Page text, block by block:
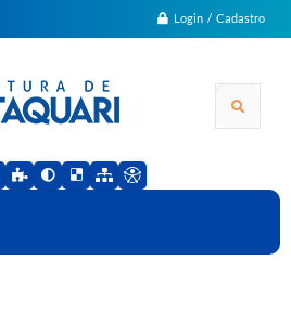
Login / Cadastro